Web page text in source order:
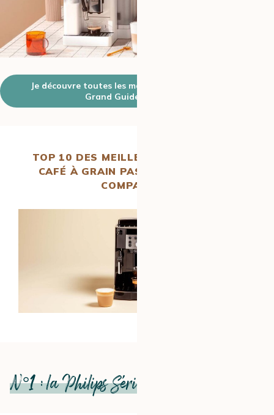
Je découvre toutes les machines évaluées dans Le
Grand Guide MaxiCoffee
TOP 10 DES MEILLEURES MACHINES À
CAFÉÀ GRAIN PAS CHÈRES : NOTRE
COMPARATIF
N°1 : la Philips Série 3300 Buse vapeur